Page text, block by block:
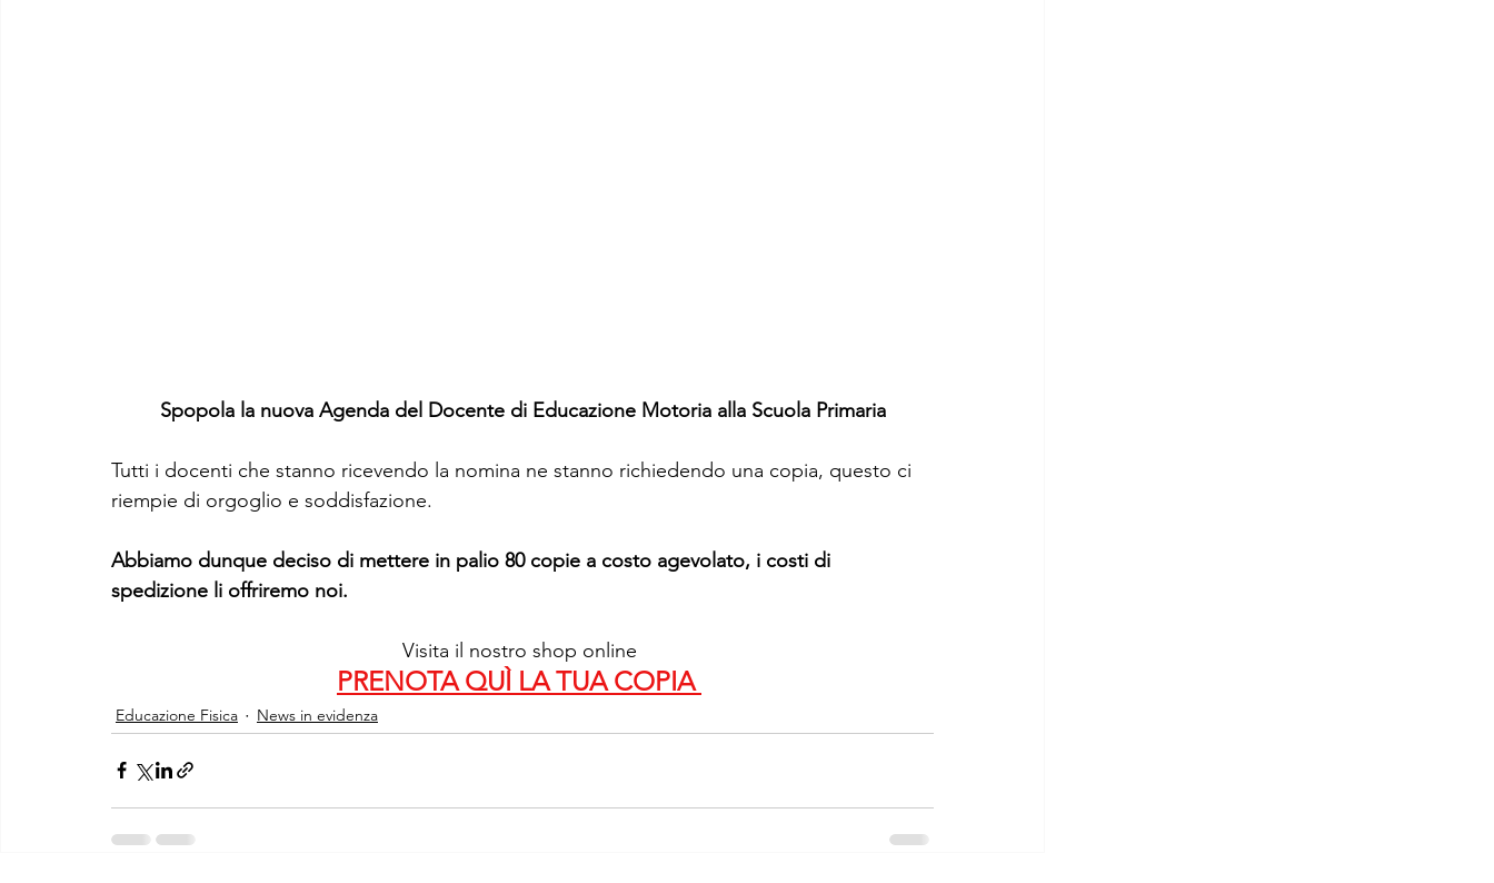
Spopola la nuova Agenda del Docente di Educazione Motoria alla Scuola Primaria
Tutti i docenti che stanno ricevendo la nomina ne stanno richiedendo una copia, questo ci
riempie di orgoglio e soddisfazione.
Abbiamo dunque deciso di mettere in palio 80 copie a costo agevolato, i costi di
spedizione li offriremo noi.
Visita il nostro shop online
PRENOTA QUÌ LA TUA COPIA
Educazione Fisica News in evidenza